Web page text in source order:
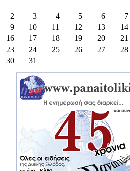
2
3 4 5 6 7
9
10 11 12 13 14
16
17 18 19 20 21
23
24 25 26 27 28
30
31